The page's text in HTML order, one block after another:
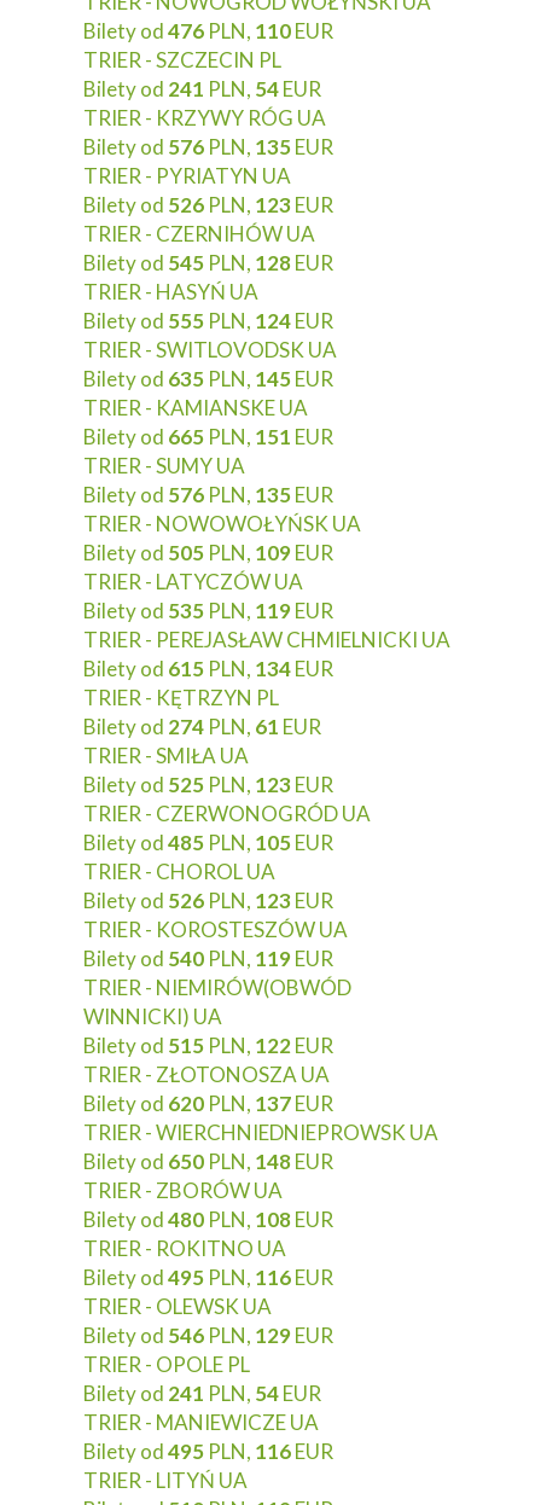
Bilety od476 PLN, 110EUR
TRIER - SZCZECIN PL
Bilety od 241 PLN, 54EUR
TRIER - KRZYWY RÓG UA
Bilety od 576 PLN, 135EUR
TRIER - PYRIATYN UA
Bilety od 526 PLN, 123EUR
TRIER - CZERNIHÓW UA
Bilety od 545 PLN, 128EUR
TRIER - HASYŃ UA
Bilety od 555 PLN, 124EUR
TRIER - SWITLOVODSK UA
Bilety od 635 PLN, 145EUR
TRIER - KAMIANSKE UA
Bilety od 665 PLN, 151 EUR
TRIER - SUMY UA
Bilety od 576 PLN, 135EUR
TRIER - NOWOWOŁYŃSK UA
Bilety od 505 PLN, 109EUR
TRIER - LATYCZÓW UA
Bilety od 535 PLN, 119EUR
TRIER - PEREJASŁAW CHMIELNICKI UA
Bilety od 615 PLN, 134EUR
TRIER - KĘTRZYN PL
Bilety od 274 PLN, 61 EUR
TRIER - SMIŁA UA
Bilety od 525 PLN, 123EUR
TRIER - CZERWONOGRÓD UA
Bilety od485 PLN, 105EUR
TRIER - CHOROL UA
Bilety od 526 PLN, 123EUR
TRIER - KOROSTESZÓW UA
Bilety od 540 PLN, 119EUR
TRIER - NIEMIRÓW(OBWÓD
WINNICKI) UA
Bilety od 515 PLN, 122EUR
TRIER - ZŁOTONOSZA UA
Bilety od 620 PLN, 137EUR
TRIER - WIERCHNIEDNIEPROWSK UA
Bilety od 650 PLN, 148EUR
TRIER - ZBORÓW UA
Bilety od480 PLN, 108EUR
TRIER - ROKITNO UA
Bilety od495 PLN, 116EUR
TRIER - OLEWSK UA
Bilety od 546 PLN, 129EUR
TRIER - OPOLE PL
Bilety od 241 PLN, 54EUR
TRIER - MANIEWICZE UA
Bilety od495 PLN, 116EUR
TRIER - LITYŃ UA